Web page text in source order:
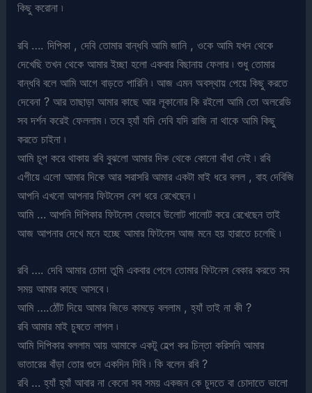
কিছু করোনা ৷
রবি …. দিপিকা , দেবি তোমার বান্ধবি আমি জানি , ওকে আমি যখন থেকে
দেখেছি তখন থেকে আমার ইচ্ছা হলো একবার বিছানায় ফেলার ৷ শুধু তোমার
বান্ধবি বলে আমি আগে বাড়তে পারিনি ৷ আজ এমন অবস্থায় পেয়ে কিছু করতে
দেবেনা ? আর তাছাড়া আমার কাছে আর লূকানোর কি রইলো আমি তো অলরেডি
সব দর্শন করেই ফেললাম ৷ তবে হ্যাঁ যদি দেবি যদি রাজি না থাকে আমি কিছু
করতে চাইনা ৷
আমি চূপ করে থাকায় রবি বুঝলো আমার দিক থেকে কোনো বাঁধা নেই ৷ রবি
এগীয়ে এলো আমার দিকে আর সরাসরি আমার একটা মাই ধরে বলল , বাহ দেবিজি
আপনি এখনো আপনার ফিটনেস বেশ ধরে রেখেছেন ৷
আমি … আপনি দিপিকার ফিটনেস যেভাবে উলোট পালোট করে রেখেছেন তাই
আজ আপনার দেখে মনে হচ্ছে আমার ফিটনেস আজ মনে হয় হারাতে চলেছি ৷
রবি …. দেবি আমার চোদা তুমি একবার পেলে তোমার ফিটনেস বেকার করতে সব
সময় আমার কাছে আসবে ৷
আমি ….ঠোঁট দিয়ে আমার জিভে কামড়ে বললাম , হ্যাঁ তাই না কী ?
রবি আমার মাই চুষতে লাগল ৷
আমি দিপিকার বললাম আয় আমাকে একটু হেল্প কর চিন্তা করিসনি আমার
ভাতারের বাঁড়া তোর গুদে একদিন দিবি ৷ কি বলেন রবি ?
রবি … হ্যাঁ হ্যাঁ আবার না কেনো সব সময় একজন কে চুদতে বা চোদাতে ভালো